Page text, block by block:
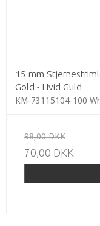
15 mm
Gold - Hvid Guld
KM-73115104-100
98,00 DKK
70,00 DKK